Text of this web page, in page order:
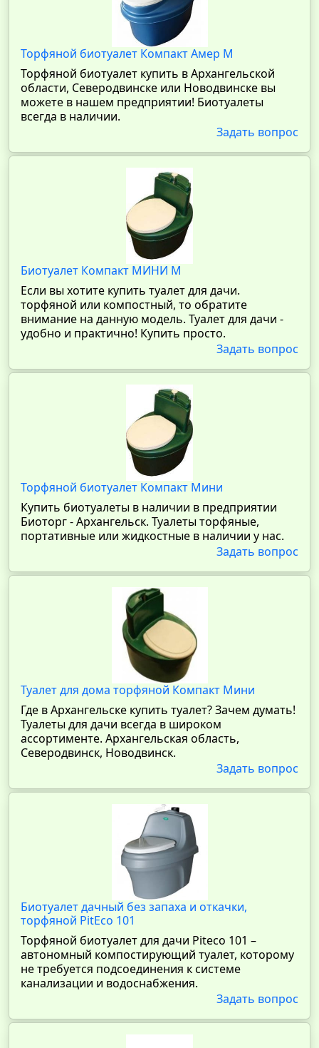
Торфяной биотуалет Компакт Амер М
Торфяной биотуалет купить в Архангельской
области, Северодвинске или Новодвинске вы
можете в нашем предприятии! Биотуалеты
всегда в наличии.
Задать вопрос
Биотуалет Компакт МИНИ М
Если вы хотите купить туалет для дачи.
торфяной или компостный, то обратите
внимание на данную модель. Туалет для дачи -
удобно и практично! Купить просто.
Задать вопрос
Торфяной биотуалет Компакт Мини
Купить биотуалеты в наличии в предприятии
Биоторг - Архангельск. Туалеты торфяные,
портативные или жидкостные в наличии у нас.
Задать вопрос
Туалет для дома торфяной Компакт Мини
Где в Архангельске купить туалет? Зачем думать!
Туалеты для дачи всегда в широком
ассортименте. Архангельская область,
Северодвинск, Новодвинск.
Задать вопрос
Биотуалет дачный без запаха и откачки,
торфяной PitEco 101
Торфяной биотуалет для дачи Piteco 101 –
автономный компостирующий туалет, которому
не требуется подсоединения к системе
канализации и водоснабжения.
Задать вопрос